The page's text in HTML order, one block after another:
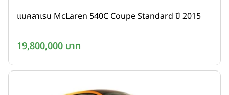
แมคลาเรน McLaren 540C Coupe Standard ปี 2015
19,800,000 บาท